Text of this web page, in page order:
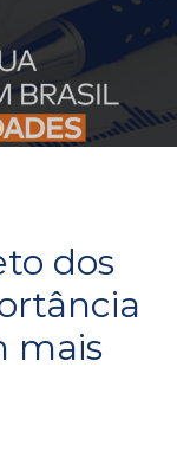
dos
mais